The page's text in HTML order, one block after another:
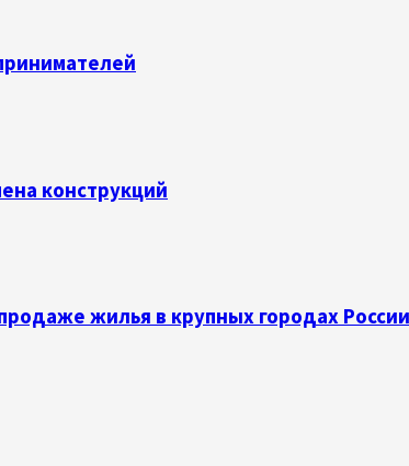
конструкций
жилья в крупных городах России